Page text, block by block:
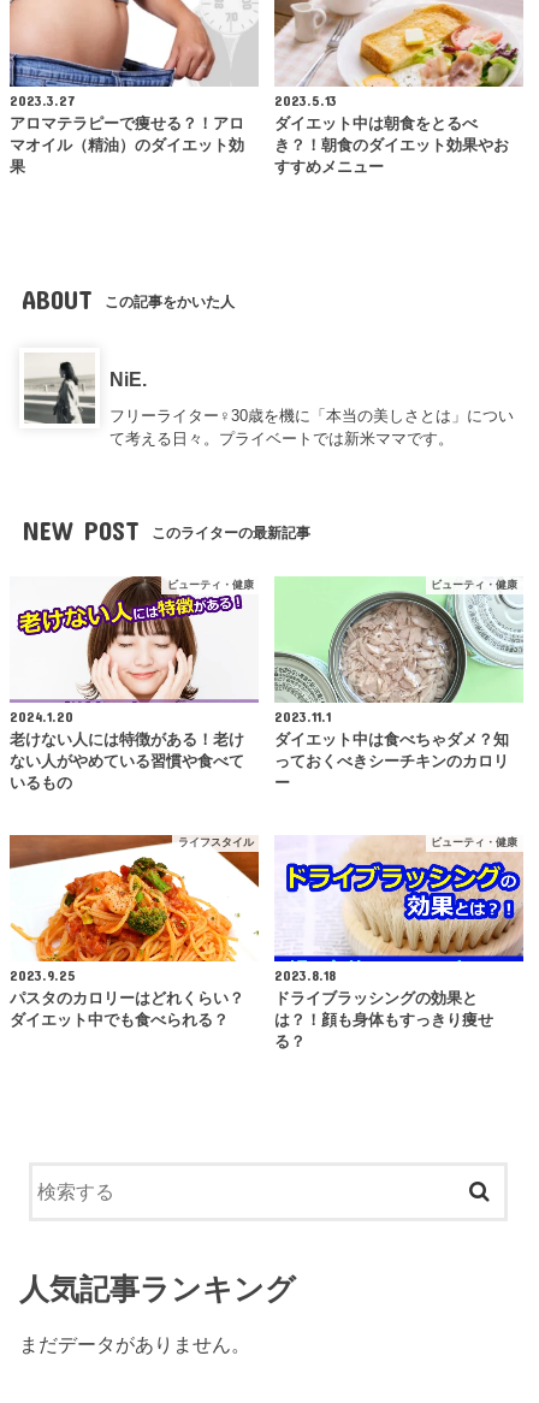
2023.3.27
アロマテラピーで痩せる？！アロ
マオイル（精油）のダイエット効
果
2023.5.13
ダイエット中は朝食をとるべ
き？！朝食のダイエット効果やお
すすめメニュー
ABOUT この記事をかいた人
NiE.
フリーライター♀30歳を機に「本当の美しさとは」につい
て考える日々。プライベートでは新米ママです。
NEW POST このライターの最新記事
ビューティ・健康
2024.1.20
老けない人には特徴がある！老け
ない人がやめている習慣や食べて
いるもの
ビューティ・健康
2023.11.1
ダイエット中は食べちゃダメ？知
っておくべきシーチキンのカロリ
ー
ライフスタイル
2023.9.25
パスタのカロリーはどれくらい？
ダイエット中でも食べられる？
ビューティ・健康
2023.8.18
ドライブラッシングの効果と
は？！顔も身体もすっきり痩せ
る？
人気記事ランキング
まだデータがありません。